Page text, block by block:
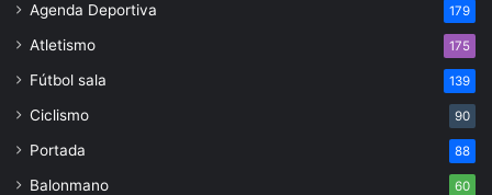
Agenda Deportiva 179
Atletismo 175
Fútbol sala 139
Ciclismo 90
Portada 88
Balonmano 60